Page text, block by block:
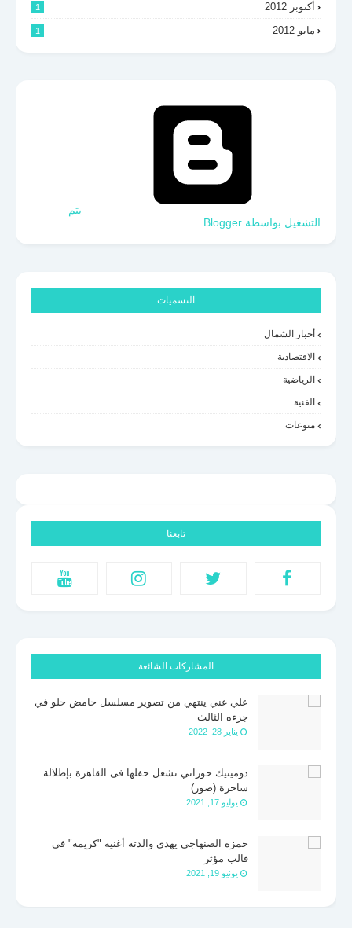
أكتوبر 2012 1
مايو 2012 1
‏يتم
التشغيل بواسطة Blogger
التسميات
أخبار الشمال
الاقتصادية
الرياضية
الفنية
منوعات
تابعنا
المشاركات الشائعة
علي غني ينتهي من تصوير مسلسل حامض حلو في
جزءه الثالث
يناير 28, 2022
دومينيك حوراني تشعل حفلها فى القاهرة بإطلالة
ساحرة (صور)
يوليو 17, 2021
حمزة الصنهاجي يهدي والدته أغنية "كريمة" في
قالب مؤثر
يونيو 19, 2021